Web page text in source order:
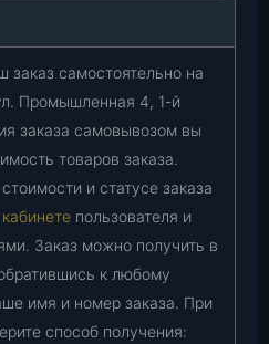
самостоятельно на
Промышленная 4, 1-й
заказа самовывозом вы
товаров заказа.
и статусе заказа
пользователя и
Заказ можно получить в
к любому
имя и номер заказа. При
способ получения: